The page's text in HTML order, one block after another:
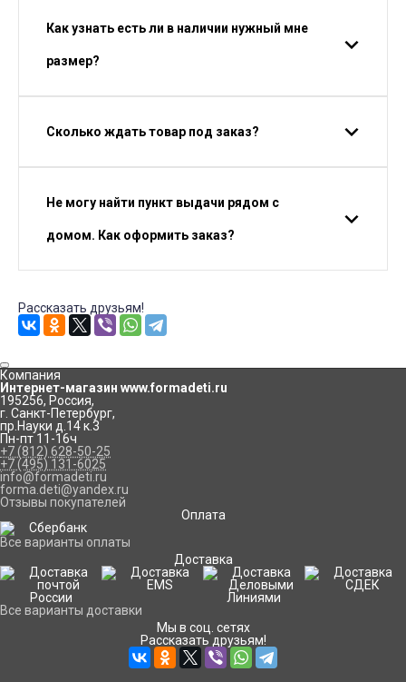
Как узнать есть ли в наличии нужный мне
размер?
Сколько ждать товар под заказ?
Не могу найти пункт выдачи рядом с
домом. Как оформить заказ?
Рассказать друзьям!
Компания
Интернет-магазин www.formadeti.ru
195256, Россия,
г. Санкт-Петербург,
пр.Науки д.14 к.3
Пн-пт 11-16ч
+7 (812) 628-50-25
+7 (495) 131-6025
info@formadeti.ru
forma.deti@yandex.ru
Отзывы покупателей
Оплата
Все варианты оплаты
Доставка
Все варианты доставки
Мы в соц. сетях
Рассказать друзьям!